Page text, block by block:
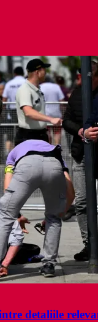
detaliile